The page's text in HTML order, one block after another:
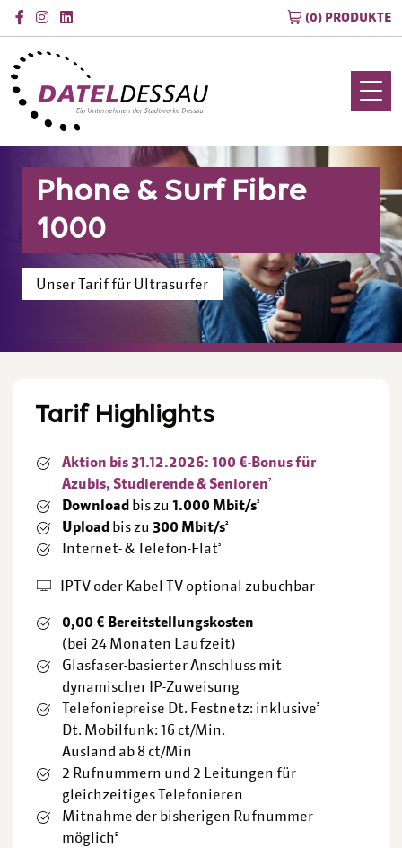
(0) PRODUKTE
Phone & Surf Fibre
1000
Unser Tarif für Ultrasurfer
Tarif Highlights
Aktion bis 31.12.2026: 100 €-Bonus für
Azubis, Studierende & Senioren7
Download bis zu 1.000 Mbit/s2
Upload bis zu 300 Mbit/s2
Internet- & Telefon-Flat3
IPTV oder Kabel-TV optional zubuchbar
0,00 € Bereitstellungskosten
(bei 24 Monaten Laufzeit)
Glasfaser-basierter Anschluss mit
dynamischer IP-Zuweisung
Telefoniepreise Dt. Festnetz: inklusive3
Dt. Mobilfunk: 16 ct/Min.
Ausland ab 8 ct/Min
2 Rufnummern und 2 Leitungen für
gleichzeitiges Telefonieren
Mitnahme der bisherigen Rufnummer
möglich5